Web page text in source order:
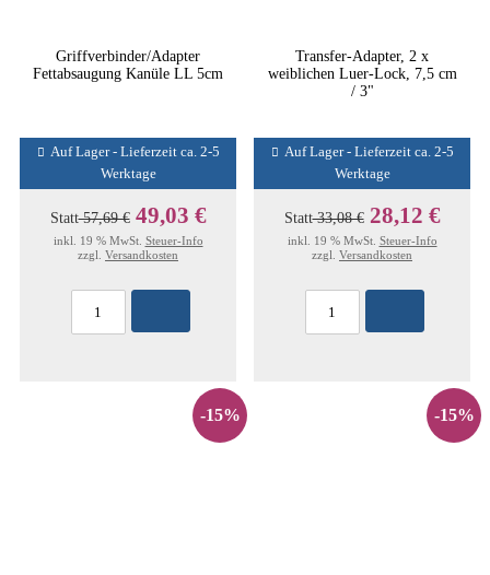
Griffverbinder/Adapter
Fettabsaugung Kanüle LL 5cm
Auf Lager - Lieferzeit ca. 2-5
Werktage
Statt57,69 € 49,03 €
inkl. 19 % MwSt. Steuer-Info
zzgl. Versandkosten
Transfer-Adapter, 2 x
weiblichen Luer-Lock, 7,5 cm
/ 3"
Auf Lager - Lieferzeit ca. 2-5
Werktage
Statt33,08 € 28,12 €
inkl. 19 % MwSt. Steuer-Info
zzgl. Versandkosten
-15% -15%